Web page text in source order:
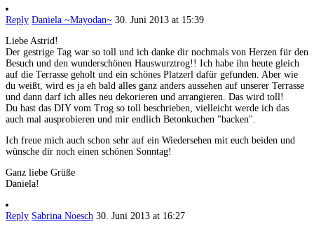
Reply Daniela ~Mayodan~ 30. Juni 2013 at 15:39
Liebe Astrid!
Der gestrige Tag war so toll und ich danke dir nochmals von Herzen für den
Besuch und den wunderschönen Hauswurztrog!! Ich habe ihn heute gleich
auf die Terrasse geholt und ein schönes Platzerl dafür gefunden. Aber wie
du weißt, wird es ja eh bald alles ganz anders aussehen auf unserer Terrasse
und dann darf ich alles neu dekorieren und arrangieren. Das wird toll!
Du hast das DIY vom Trog so toll beschrieben, vielleicht werde ich das
auch mal ausprobieren und mir endlich Betonkuchen "backen".
Ich freue mich auch schon sehr auf ein Wiedersehen mit euch beiden und
wünsche dir noch einen schönen Sonntag!
Ganz liebe Grüße
Daniela!
Reply Sabrina Noesch 30. Juni 2013 at 16:27